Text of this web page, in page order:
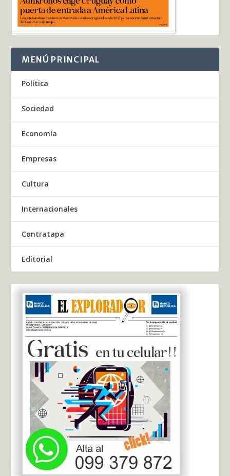
MENÚ PRINCIPAL
Política
Sociedad
Economía
Empresas
Cultura
Internacionales
Contratapa
Editorial